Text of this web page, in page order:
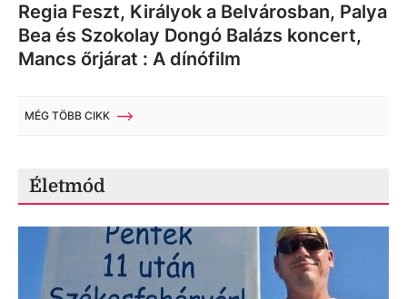
Regia Feszt, Királyok a Belvárosban, Palya
Bea és Szokolay Dongó Balázs koncert,
Mancs őrjárat : A dínófilm
MÉG TÖBB CIKK
Életmód